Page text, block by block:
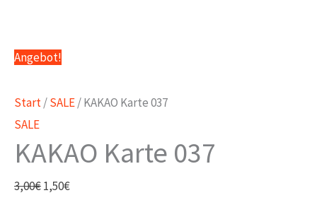
Angebot!
Start/SALE/ KAKAO Karte 037
SALE
KAKAO Karte 037
3,00€Ursprünglicher
1,50€Aktueller